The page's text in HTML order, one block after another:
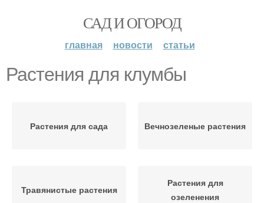
САД И ОГОРОД
главная новости статьи
Растения для клумбы
Растения для сада Вечнозеленые растения
Травянистые растения
Растения для
озеленения